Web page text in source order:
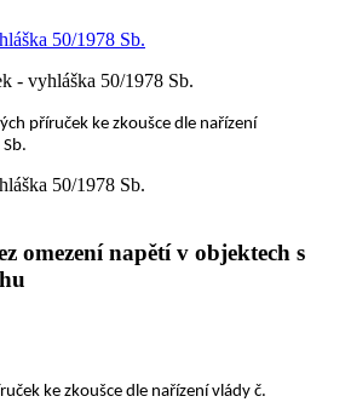
příruček ke zkoušce dle nařízení
omezení napětí v objektech s
ke zkoušce dle nařízení vlády č.